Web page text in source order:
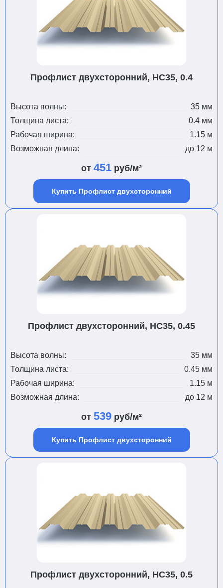
Профлист двухсторонний, НС35, 0.4
Высота волны:
35 мм
Толщина листа:
0.4 мм
Рабочая ширина:
1.15 м
Возможная длина:
до 12 м
от 451 руб/м²
Купить Профлист двухсторонний
Профлист двухсторонний, НС35, 0.45
Высота волны:
35 мм
Толщина листа:
0.45 мм
Рабочая ширина:
1.15 м
Возможная длина:
до 12 м
от 539 руб/м²
Купить Профлист двухсторонний
Профлист двухсторонний, НС35, 0.5